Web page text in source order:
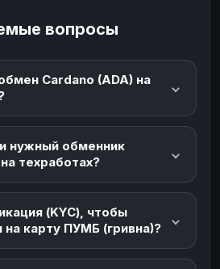
вопросы
Cardano (ADA) на
нужный обменник
техработах?
(KYC), чтобы
на карту ПУМБ (гривна)?